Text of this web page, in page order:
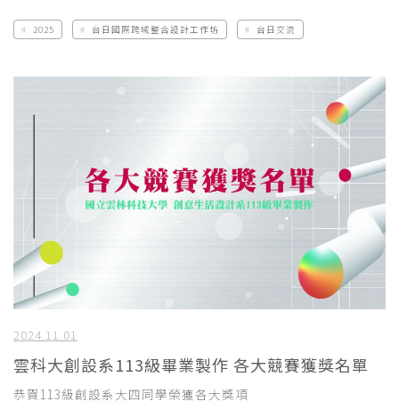
2025 台日國際跨域整合設計工作坊 台日交流
2024.11.01
雲科大創設系113級畢業製作 各大競賽獲獎名單
恭賀113級創設系大四同學榮獲各大獎項